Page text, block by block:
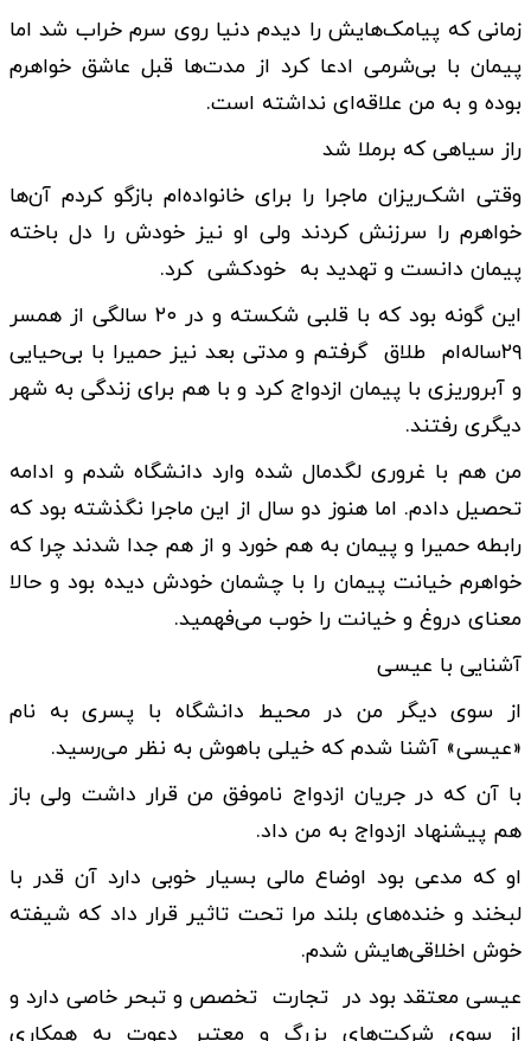
زمانی که پیامک‌هایش را دیدم دنیا روی سرم خراب شد اما
پیمان با بی‌شرمی ادعا کرد از مدت‌ها قبل عاشق خواهرم
بوده و به من علاقه‌ای نداشته است.
راز سیاهی که برملا شد
وقتی اشک‌ریزان ماجرا را برای خانواده‌ام بازگو کردم آن‌ها
خواهرم را سرزنش کردند ولی او نیز خودش را دل باخته
پیمان دانست و تهدید به خودکشی کرد.
این گونه بود که با قلبی شکسته و در ۲۰ سالگی از همسر
۲۹ساله‌ام طلاق گرفتم و مدتی بعد نیز حمیرا با بی‌حیایی
و آبروریزی با پیمان ازدواج کرد و با هم برای زندگی به شهر
دیگری رفتند.
من هم با غروری لگدمال شده وارد دانشگاه شدم و ادامه
تحصیل دادم. اما هنوز دو سال از این ماجرا نگذشته بود که
رابطه حمیرا و پیمان به هم خورد و از هم جدا شدند چرا که
خواهرم خیانت پیمان را با چشمان خودش دیده بود و حالا
معنای دروغ و خیانت را خوب می‌فهمید.
آشنایی با عیسی
از سوی دیگر من در محیط دانشگاه با پسری به نام
«عیسی» آشنا شدم که خیلی باهوش به نظر می‌رسید.
با آن که در جریان ازدواج ناموفق من قرار داشت ولی باز
هم پیشنهاد ازدواج به من داد.
او که مدعی بود اوضاع مالی بسیار خوبی دارد آن قدر با
لبخند و خنده‌های بلند مرا تحت تاثیر قرار داد که شیفته
خوش اخلاقی‌هایش شدم.
عیسی معتقد بود در تجارت تخصص و تبحر خاصی دارد و
از سوی شرکت‌های بزرگ و معتبر دعوت به همکاری